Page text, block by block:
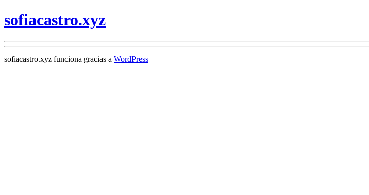
sofiacastro.xyz
sofiacastro.xyz funciona gracias a WordPress